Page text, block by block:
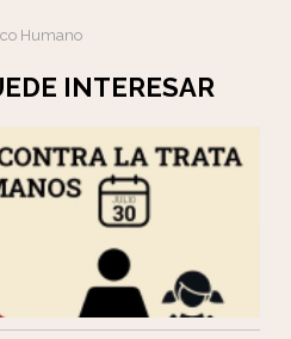
Humano
INTERESAR